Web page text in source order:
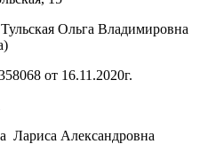
Ольга Владимировна
от 16.11.2020г.
Лариса Александровна